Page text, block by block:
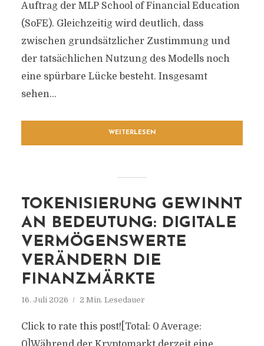
Auftrag der MLP School of Financial Education
(SoFE). Gleichzeitig wird deutlich, dass
zwischen grundsätzlicher Zustimmung und
der tatsächlichen Nutzung des Modells noch
eine spürbare Lücke besteht. Insgesamt
sehen...
WEITERLESEN
TOKENISIERUNG GEWINNT
AN BEDEUTUNG: DIGITALE
VERMÖGENSWERTE
VERÄNDERN DIE
FINANZMÄRKTE
16. Juli 2026 2 Min. Lesedauer
Click to rate this post![Total: 0 Average: